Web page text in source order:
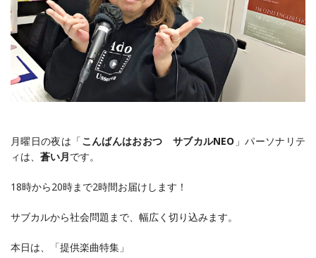
月曜日の夜は「こんばんはおおつ サブカルNEO 」パーソナリテ
ィは、 蒼い月です。
18時から20時まで2時間お届けします！
サブカルから社会問題まで、幅広く切り込みます。
本日は、「提供楽曲特集」